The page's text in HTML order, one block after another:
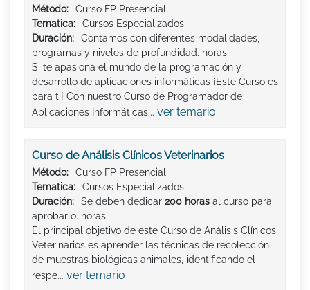
Método:
Curso FP Presencial
Tematica:
Cursos Especializados
Duración:
Contamos con diferentes modalidades,
programas y niveles de profundidad. horas
Si te apasiona el mundo de la programación y
desarrollo de aplicaciones informáticas ¡Este Curso es
para ti! Con nuestro Curso de Programador de
Aplicaciones Informáticas... ver temario
Curso de Análisis Clínicos Veterinarios
Método:
Curso FP Presencial
Tematica:
Cursos Especializados
Duración:
Se deben dedicar 200 horas al curso para
aprobarlo. horas
El principal objetivo de este Curso de Análisis Clínicos
Veterinarios es aprender las técnicas de recolección
de muestras biológicas animales, identificando el
respe... ver temario